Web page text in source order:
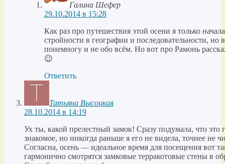
Галина Шефер
29.10.2014 в 15:28
Как раз про путешествия этой осени я только
стройности в географии и последовательности, но
понемногу и не обо всём. Но вот про Рамонь
😉
Ответить
Татьяна Высоцкая
28.10.2014 в 14:19
Ух ты, какой прелестный замок! Сразу подумала, что это
знакомое, но никогда раньше я его не видела, точнее не
Согласна, осень — идеальное время для посещения вот
гармонично смотрятся замковые терракотовые стены в